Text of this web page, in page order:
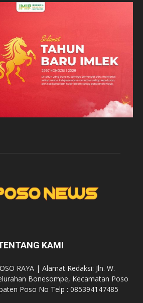
KAMI
RAYA | Alamat Redaksi: Jln. W.
Bonesompe, Kecamatan Poso
Poso No Telp : 085394147485